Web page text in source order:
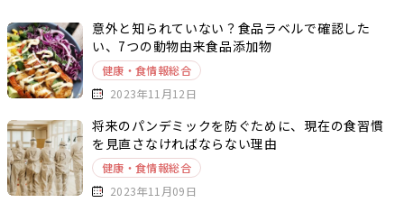
意外と知られていない？食品ラベルで確認した
い、7つの動物由来食品添加物
健康・食情報総合
2023年11月12日
将来のパンデミックを防ぐために、現在の食習慣
を見直さなければならない理由
健康・食情報総合
2023年11月09日